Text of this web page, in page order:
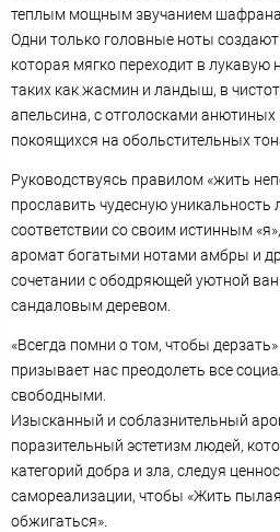
теплым мощным звучанием шафрана
Одни только головные ноты
которая мягко переходит в лукавую
таких как жасмин и ландыш, в
апельсина, с отголосками анютиных
покоящихся на обольстительных
Руководствуясь правилом «жить
прославить чудесную
соответствии со своим истинным
аромат богатыми нотами амбры и
сочетании с ободряющей уютной
сандаловым деревом.
«Всегда помни о том, чтобы
призывает нас преодолеть все
свободными.
Изысканный и соблазнительный
поразительный эстетизм людей,
категорий добра и зла, следуя
самореализации, чтобы «Жить
обжигаться».